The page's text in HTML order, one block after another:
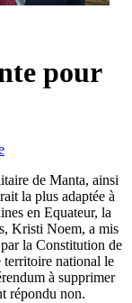
pour
de Manta, ainsi
la plus adaptée à
en Equateur, la
Kristi Noem, a mis
la Constitution de
territoire national le
à supprimer
répondu non.